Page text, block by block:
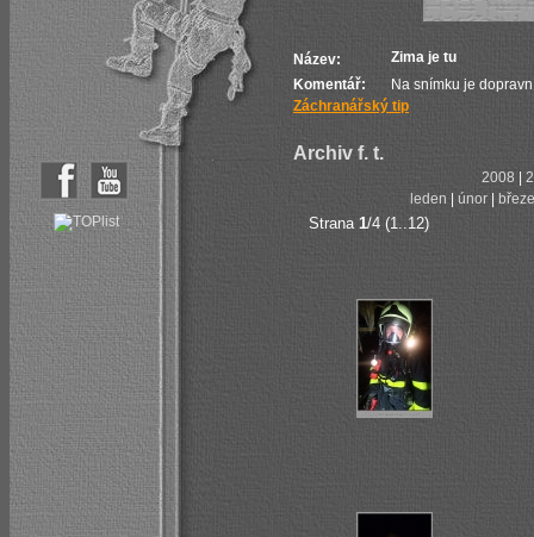
Název:
Zima je tu
Komentář:
Na snímku je
Záchranářský tip
Archiv f. t.
2008
leden
únor
Strana 1/4 (1..12)